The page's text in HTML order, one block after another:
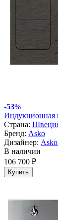
-53%
Индукционная
Страна:
Бренд: Asko
Дизайнер:
В наличии
106 700 ₽
Купить